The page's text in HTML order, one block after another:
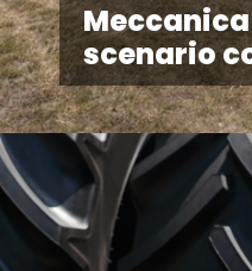
scenario